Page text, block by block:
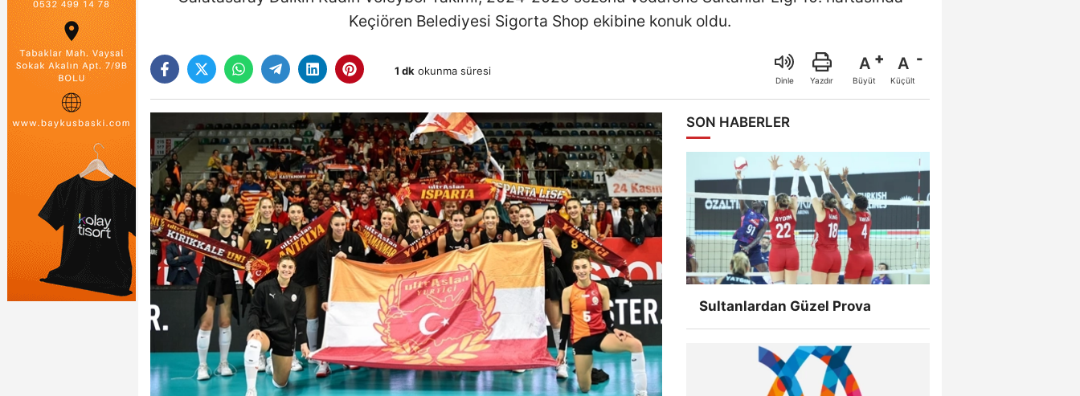
Keçiören Belediyesi Sigorta Shop ekibine konuk oldu.
1 dk okunma süresi
Dinle Yazdır
A
Büyüt
A
Küçült
SON HABERLER
Sultanlardan Güzel Prova